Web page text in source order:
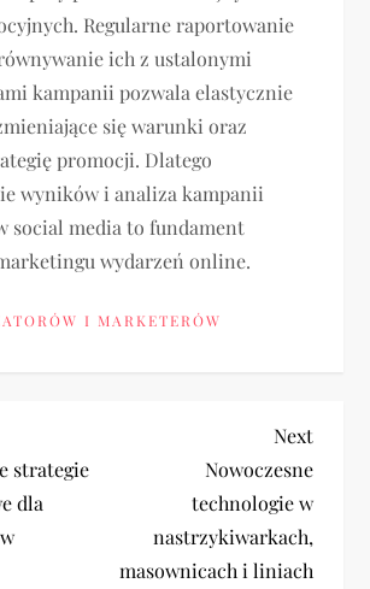
Regularne raportowanie
ich z ustalonymi
kampanii pozwala elastycznie
się warunki oraz
promocji. Dlatego
wyników i analiza kampanii
social media to fundament
wydarzeń online.
I MARKETERÓW
strategie
dla
Next
Post
Next
Nowoczesne
technologie w
nastrzykiwarkach,
masownicach i liniach